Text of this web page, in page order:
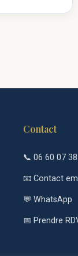
Contact
📞 06 60 07
📧 Contact
💬 WhatsApp
📅 Prendre